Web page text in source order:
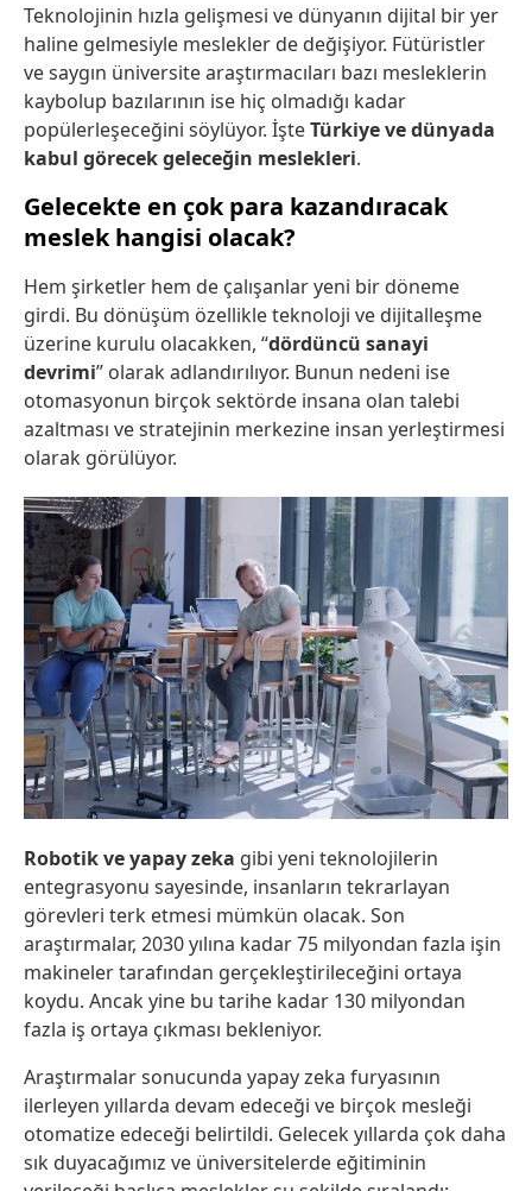
Teknolojinin hızla gelişmesi ve dünyanın dijital bir yer
haline gelmesiyle meslekler de değişiyor. Fütüristler
ve saygın üniversite araştırmacıları bazı mesleklerin
kaybolup bazılarının ise hiç olmadığı kadar
popülerleşeceğini söylüyor. İşteTürkiye ve dünyada
kabul görecek geleceğin meslekleri.
Gelecekte en çok para kazandıracak
meslek hangisi olacak?
Hem şirketler hem de çalışanlar yeni bir döneme
girdi. Bu dönüşüm özellikle teknoloji ve dijitalleşme
üzerine kurulu olacakken, “dördüncü sanayi
devrimi” olarak adlandırılıyor. Bunun nedeni ise
otomasyonun birçok sektörde insana olan talebi
azaltması ve stratejinin merkezine insan yerleştirmesi
olarak görülüyor.
Robotik ve yapay zeka gibi yeni teknolojilerin
entegrasyonu sayesinde, insanların tekrarlayan
görevleri terk etmesi mümkün olacak. Son
araştırmalar, 2030 yılına kadar 75 milyondan fazla işin
makineler tarafından gerçekleştirileceğini ortaya
koydu. Ancak yine bu tarihe kadar 130 milyondan
fazla iş ortaya çıkması bekleniyor.
Araştırmalar sonucunda yapay zeka furyasının
ilerleyen yıllarda devam edeceği ve birçok mesleği
otomatize edeceği belirtildi. Gelecek yıllarda çok daha
sık duyacağımız ve üniversitelerde eğitiminin